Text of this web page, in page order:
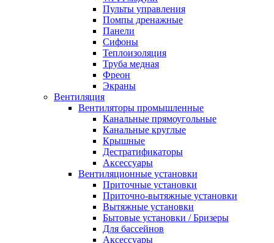
Пульты управления
Помпы дренажные
Панели
Сифоны
Теплоизоляция
Труба медная
Фреон
Экраны
Вентиляция
Вентиляторы промышленные
Канальные прямоугольные
Канальные круглые
Крышные
Дестратификаторы
Аксессуары
Вентиляционные установки
Приточные установки
Приточно-вытяжные установки
Вытяжные установки
Бытовые установки / Бризеры
Для бассейнов
Аксессуары